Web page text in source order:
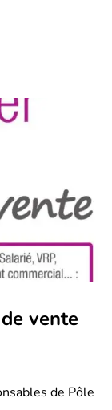
vente
de Pôle